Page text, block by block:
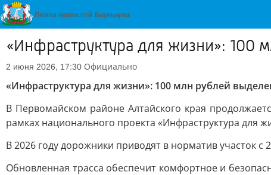
«Инфраструктура для жизни»: 100
2 июня 2026, 17:30 Официально
«Инфраструктура для жизни»: 100 млн рублей
В Первомайском районе Алтайского края
рамках национального проекта «Инфраструктура для
В 2026 году дорожники приводят в норматив участок
Обновленная трасса обеспечит комфортное и